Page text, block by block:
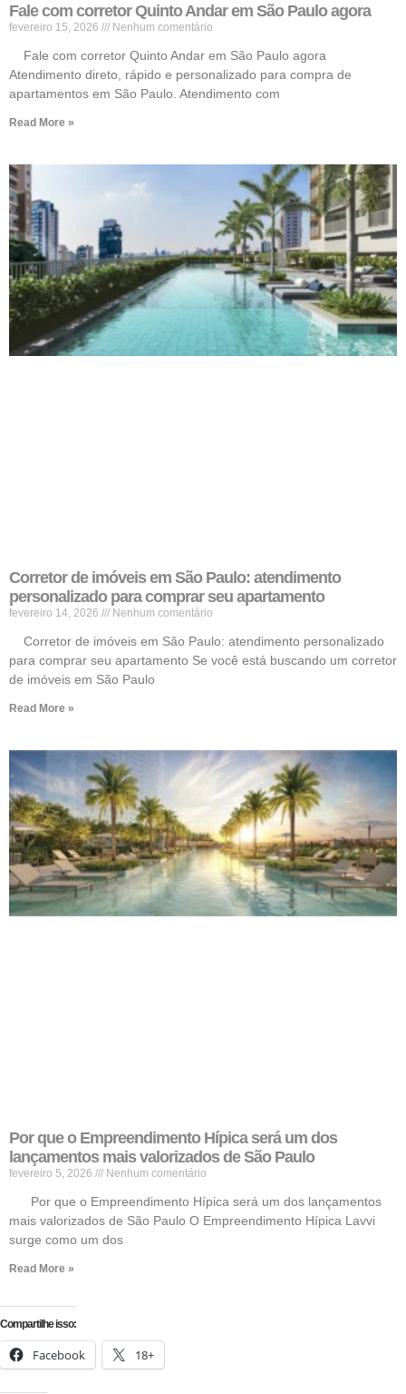
Fale com corretor Quinto Andar em São Paulo agora
fevereiro 15, 2026 Nenhum comentário
Fale com corretor Quinto Andar em São Paulo agora
Atendimento direto, rápido e personalizado para compra de
apartamentos em São Paulo. Atendimento com
Read More »
Corretor de imóveis em São Paulo: atendimento
personalizado para comprar seu apartamento
fevereiro 14, 2026 Nenhum comentário
Corretor de imóveis em São Paulo: atendimento personalizado
para comprar seu apartamento Se você está buscando um corretor
de imóveis em São Paulo
Read More »
Por que o Empreendimento Hípica será um dos
lançamentos mais valorizados de São Paulo
fevereiro 5, 2026 Nenhum comentário
Por que o Empreendimento Hípica será um dos lançamentos
mais valorizados de São Paulo O Empreendimento Hípica Lavvi
surge como um dos
Read More »
Compartilhe isso:
Facebook 18+